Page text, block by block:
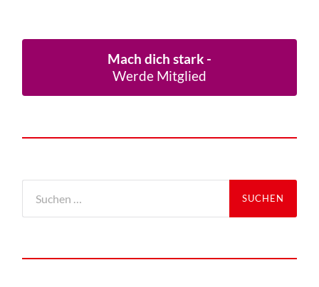
Mach dich stark -
Werde Mitglied